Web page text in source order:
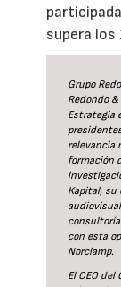
supera los
Grupo
Redondo
Estrategia
relevancia
formación
Kapital, su
con esta
Norclamp.
El CEO